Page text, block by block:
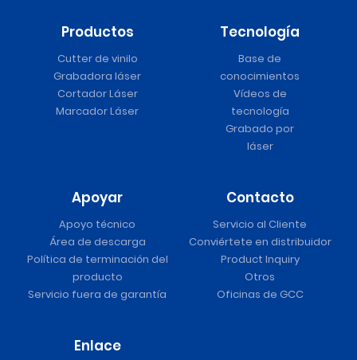
Productos
Cutter de vinilo
Grabadora láser
Cortador Láser
Marcador Láser
Tecnología
Base de
conocimientos
Vídeos de
tecnología
Grabado por
láser
Apoyar
Apoyo técnico
Área de descarga
Política de terminación del
producto
Servicio fuera de garantía
Contacto
Servicio al Cliente
Conviértete en distribuidor
Product Inquiry
Otros
Oficinas de GCC
Enlace